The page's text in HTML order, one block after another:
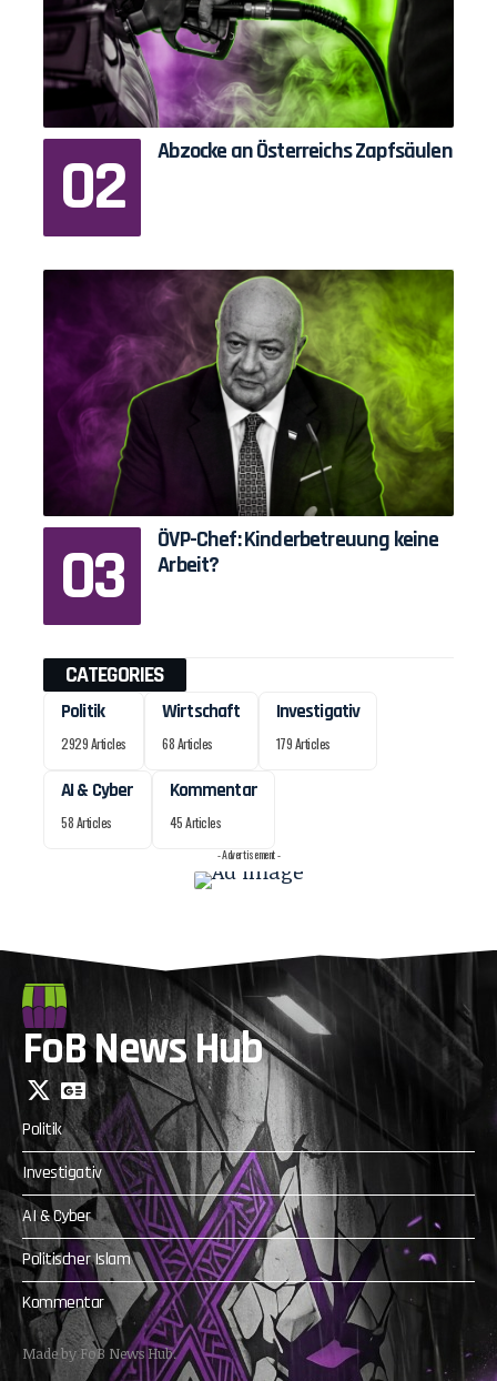
Abzocke an Österreichs Zapfsäulen
ÖVP-Chef: Kinderbetreuung keine
Arbeit?
CATEGORIES
Politik
2929 Articles
Wirtschaft
68 Articles
Investigativ
179 Articles
AI & Cyber
58 Articles
Kommentar
45 Articles
- Advertisement -
FoB News Hub
Politik
Investigativ
AI & Cyber
Politischer Islam
Kommentar
Made by FoB News Hub.